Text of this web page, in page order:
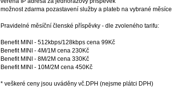
možnost zdarma pozastavení služby a plateb na vybrané měsíce
Pravidelné měsíční členské příspěvky - dle zvoleného tarifu:
Benefit MINI - 512kbps/128kbps cena 99Kč
Benefit MINI - 4M/1M cena 230Kč
Benefit MINI - 8M/2M cena 330Kč
Benefit MINI - 10M/2M cena 450Kč
* veškeré ceny jsou uváděny vč.DPH (nejsme plátci DPH)